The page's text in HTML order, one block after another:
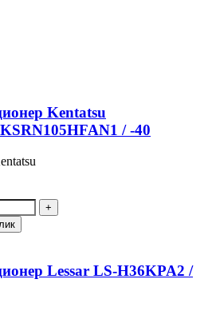
Kentatsu
/ -40
Lessar LS-H36KPA2 /